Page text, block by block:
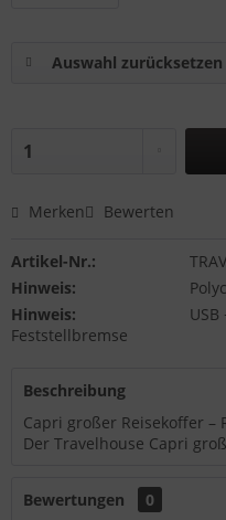
Auswahl zurücksetzen
Merken Bewerten
Artikel-Nr.:
Hinweis:
Hinweis:
USB
Feststellbremse
Beschreibung
Capri großer Reisekoffer –
Der Travelhouse Capri
Bewertungen
0